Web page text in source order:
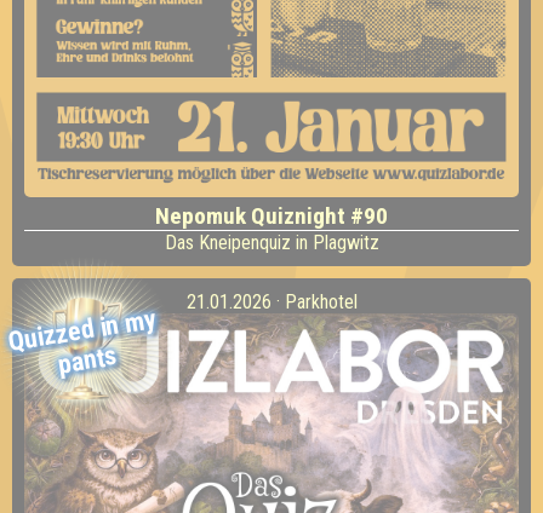
Nepomuk Quiznight #90
Das Kneipenquiz in Plagwitz
Quizzed in
my
pants
21.01.2026 · Parkhotel